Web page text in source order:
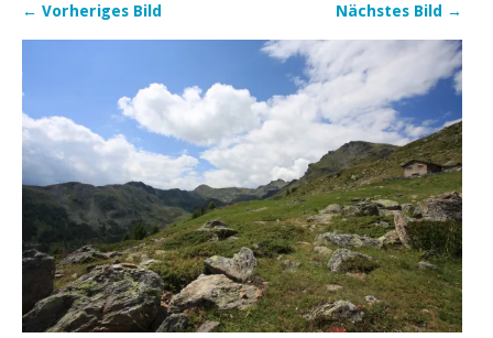
← Vorheriges Bild Nächstes Bild →